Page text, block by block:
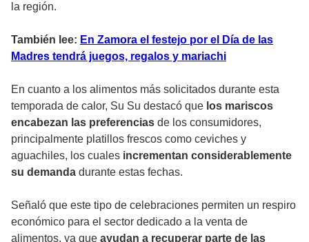
la región.
También lee: En Zamora el festejo por el Día de las
Madres tendrá juegos, regalos y mariachi
En cuanto a los alimentos más solicitados durante esta
temporada de calor, Su Su destacó que los mariscos
encabezan las preferencias de los consumidores,
principalmente platillos frescos como ceviches y
aguachiles, los cuales incrementan considerablemente
su demanda durante estas fechas.
Señaló que este tipo de celebraciones permiten un respiro
económico para el sector dedicado a la venta de
alimentos, ya que ayudan a recuperar parte de las